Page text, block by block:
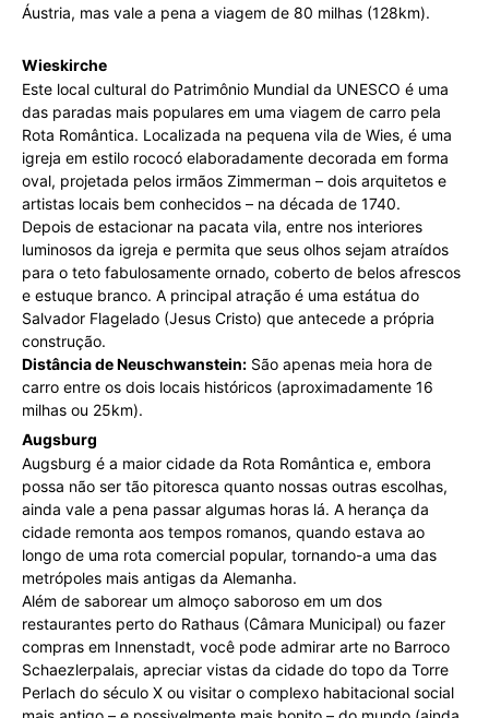
Áustria, mas vale a pena a viagem de 80 milhas (128km).
Wieskirche
Este local cultural do Patrimônio Mundial da UNESCO é uma
das paradas mais populares em uma viagem de carro pela
Rota Romântica. Localizada na pequena vila de Wies, é uma
igreja em estilo rococó elaboradamente decorada em forma
oval, projetada pelos irmãos Zimmerman – dois arquitetos e
artistas locais bem conhecidos – na década de 1740.
Depois de estacionar na pacata vila, entre nos interiores
luminosos da igreja e permita que seus olhos sejam atraídos
para o teto fabulosamente ornado, coberto de belos afrescos
e estuque branco. A principal atração é uma estátua do
Salvador Flagelado (Jesus Cristo) que antecede a própria
construção.
Distância de Neuschwanstein: São apenas meia hora de
carro entre os dois locais históricos (aproximadamente 16
milhas ou 25km).
Augsburg
Augsburg é a maior cidade da Rota Romântica e, embora
possa não ser tão pitoresca quanto nossas outras escolhas,
ainda vale a pena passar algumas horas lá. A herança da
cidade remonta aos tempos romanos, quando estava ao
longo de uma rota comercial popular, tornando-a uma das
metrópoles mais antigas da Alemanha.
Além de saborear um almoço saboroso em um dos
restaurantes perto do Rathaus (Câmara Municipal) ou fazer
compras em Innenstadt, você pode admirar arte no Barroco
Schaezlerpalais, apreciar vistas da cidade do topo da Torre
Perlach do século X ou visitar o complexo habitacional social